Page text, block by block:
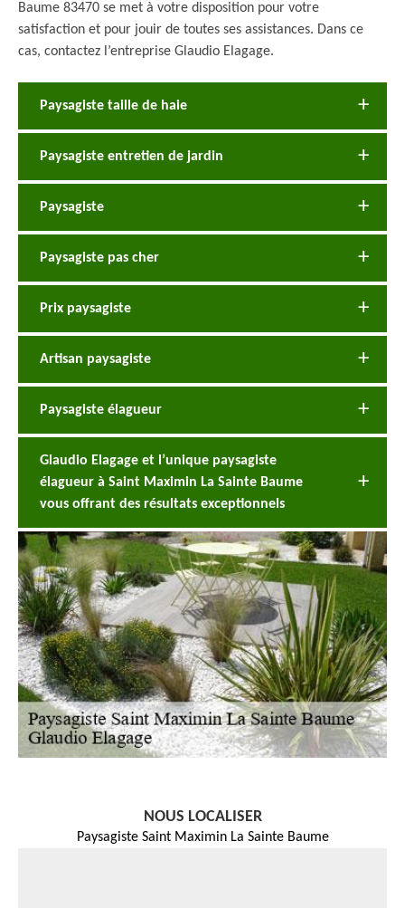
Baume 83470 se met à votre disposition pour votre
satisfaction et pour jouir de toutes ses assistances. Dans ce
cas, contactez l’entreprise Glaudio Elagage.
Paysagiste taille de haie
Paysagiste entretien de jardin
Paysagiste
Paysagiste pas cher
Prix paysagiste
Artisan paysagiste
Paysagiste élagueur
Glaudio Elagage et l’unique paysagiste
élagueur à Saint Maximin La Sainte Baume
vous offrant des résultats exceptionnels
NOUS LOCALISER
Paysagiste Saint Maximin La Sainte Baume